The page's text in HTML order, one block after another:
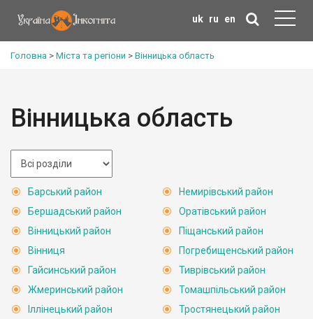
uk ru en
Головна > Міста та регіони > Вінницька область
Вінницька область
Барський район
Бершадський район
Вінницький район
Вінниця
Гайсинський район
Жмеринський район
Іллінецький район
Немирівський район
Оратівський район
Піщанський район
Погребищенський район
Тиврівський район
Томашпільський район
Тростянецький район